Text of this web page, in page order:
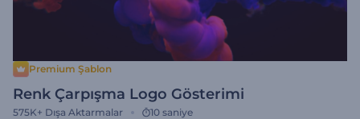
Premium Şablon
Renk Çarpışma Logo Gösterimi
575K+ Dışa Aktarmalar 10 saniye